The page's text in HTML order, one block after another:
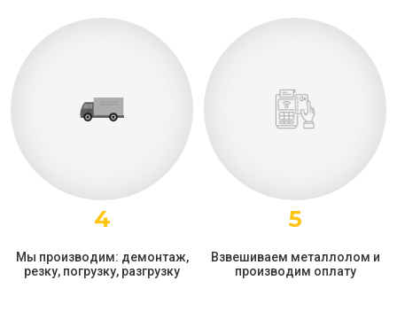
4
Мы производим: демонтаж,
резку, погрузку, разгрузку
5
Взвешиваем металлолом и
производим оплату